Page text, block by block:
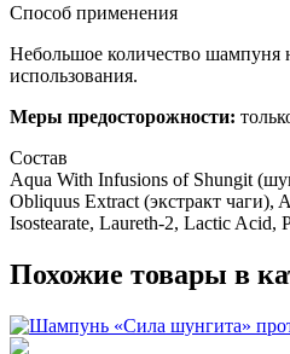
Способ применения
Небольшое количество шампуня
использования.
Меры предосторожности:
Состав
Aqua With Infusions of Shungit
Obliquus Extract (экстракт чаги),
Isostearate, Laureth-2, Lactic
Похожие товары в